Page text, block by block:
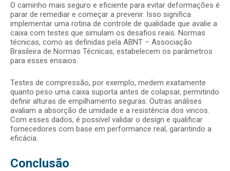
O caminho mais seguro e eficiente para evitar deformações é
parar de remediar e começar a prevenir. Isso significa
implementar uma rotina de controle de qualidade que avalie a
caixa com testes que simulam os desafios reais. Normas
técnicas, como as definidas pela ABNT – Associação
Brasileira de Normas Técnicas, estabelecem os parâmetros
para esses ensaios.
Testes de compressão, por exemplo, medem exatamente
quanto peso uma caixa suporta antes de colapsar, permitindo
definir alturas de empilhamento seguras. Outras análises
avaliam a absorção de umidade e a resistência dos vincos.
Com esses dados, é possível validar o design e qualificar
fornecedores com base em performance real, garantindo a
eficácia.
Conclusão